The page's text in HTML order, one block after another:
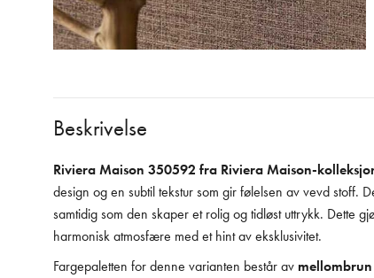
Beskrivelse
Riviera Maison 350592 fra Riviera Maison-
design og en subtil tekstur som gir følelsen av vevd stoff.
samtidig som den skaper et rolig og tidløst uttrykk. Dette
harmonisk atmosfære med et hint av eksklusivitet.
Fargepaletten for denne varianten består av